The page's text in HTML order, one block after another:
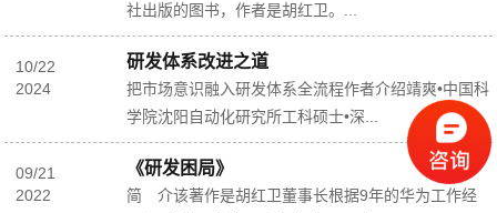
社出版的图书，作者是胡红卫。...
10/22
2024
研发体系改进之道
把市场意识融入研发体系全流程作者介绍靖爽•中国科
学院沈阳自动化研究所工科硕士•深...
09/21
2022
《研发困局》
简 介该著作是胡红卫董事长根据9年的华为工作经